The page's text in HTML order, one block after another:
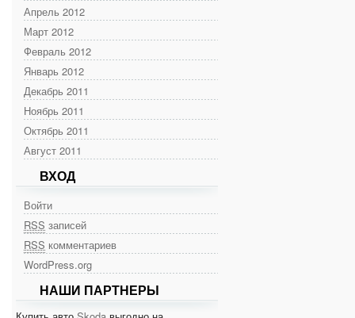
Апрель 2012
Март 2012
Февраль 2012
Январь 2012
Декабрь 2011
Ноябрь 2011
Октябрь 2011
Август 2011
ВХОД
Войти
RSS записей
RSS комментариев
WordPress.org
НАШИ ПАРТНЕРЫ